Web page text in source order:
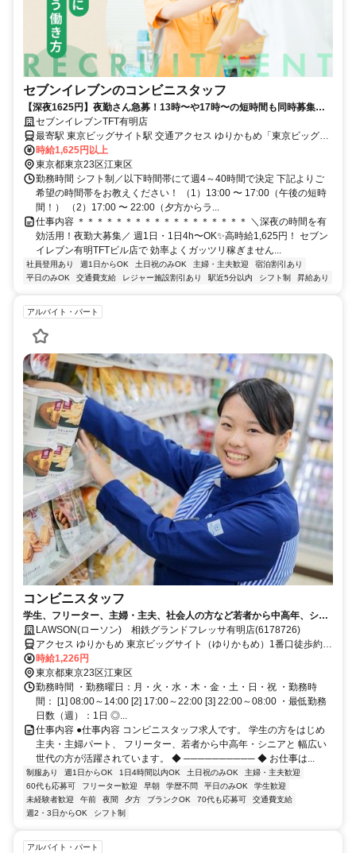
セブンイレブンのコンビニスタッフ
【深夜1625円】夜勤さん急募！13時〜や17時〜の短時間も同時募集｜
週1〜OKのセブンイレブン
セブンイレブンTFT有明店
最寄駅 東京ビッグサイト駅 交通アクセス ゆりかもめ「東京ビッグサ
イト駅」より徒歩2分 ※交通費全額支給！自転車通勤もOK！ ※駅チ
カの店舗です！
時給1,625円以上
東京都東京23区江東区
勤務時間 シフト制／以下時間帯にて週4～40時間で決定 下記よりご
希望の時間帯をお教えください！ （1）13:00 〜 17:00（午後の短時
間！） （2）17:00 〜 22:00（夕方からラ...
仕事内容 ＊＊＊＊＊＊＊＊＊＊＊＊＊＊＊＊＊＊ ＼深夜の時間を有
効活用！夜勤大募集／ 週1日・1日4h〜OK✨高時給1,625円！ セブン
イレブン有明TFTビル店で 効率よくガッツリ稼ぎません...
社員登用あり 週1日からOK 土日祝のみOK 主婦・主夫歓迎
宿泊割引あり
平日のみOK
交通費支給 レジャー施設割引あり 駅近5分以内 シフト制 昇給あり
アルバイト・パート
コンビニスタッフ
学生、フリーター、主婦・主夫、社会人の方など若者から中高年、シニ
アの方まで皆さん大歓迎!!
LAWSON(ローソン) 相鉄グランドフレッサ有明店(6178726)
アクセス ゆりかもめ 東京ビッグサイト（ゆりかもめ）1番口徒歩約5
分、りんかい線 国際展示場（りんかい線）C口徒歩約6分、ゆりかも
め 有明（東京都）1番口徒歩約9分
時給1,226円
東京都東京23区江東区
勤務時間 ・勤務曜日：月・火・水・木・金・土・日・祝 ・勤務時
間： [1] 08:00～14:00 [2] 17:00～22:00 [3] 22:00～08:00 ・最低勤務
日数（週）：1日 ◎...
仕事内容 ●仕事内容 コンビニスタッフ求人です。 学生の方をはじめ
主夫・主婦パート、 フリーター、若者から中高年・シニアと 幅広い
世代の方が活躍されています。 ◆ ────────── ◆ お仕事は...
制服あり 週1日からOK 1日4時間以内OK 土日祝のみOK
主婦・主夫歓迎
60代も応募可
フリーター歓迎 早朝 学歴不問 平日のみOK
学生歓迎
未経験者歓迎
午前 夜間 夕方 ブランクOK 70代も応募可
交通費支給
週2・3日からOK
シフト制
アルバイト・パート